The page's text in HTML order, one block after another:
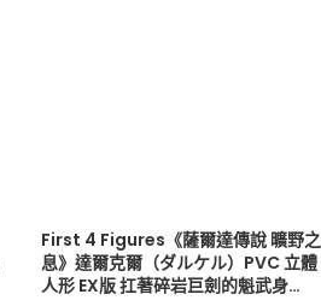
First 4 Figures《薩爾達傳說 曠野之
息》達爾克爾（ダルケル）PVC 立體
人形 EX版 扛著碎岩巨劍的魁武身…